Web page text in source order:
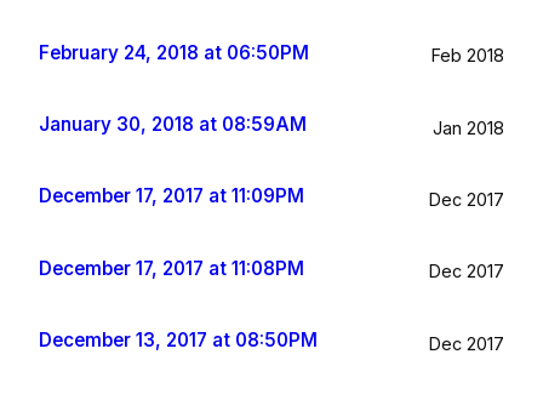
February 24, 2018 at 06:50PM Feb 2018
January 30, 2018 at 08:59AM Jan 2018
December 17, 2017 at 11:09PM Dec 2017
December 17, 2017 at 11:08PM Dec 2017
December 13, 2017 at 08:50PM Dec 2017